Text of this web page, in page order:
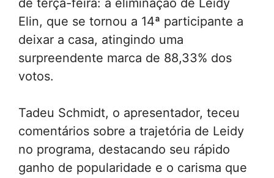
de terça-feira: a eliminação de Leidy
Elin, que se tornou a 14ª participante a
deixar a casa, atingindo uma
surpreendente marca de 88,33% dos
votos.
Tadeu Schmidt, o apresentador, teceu
comentários sobre a trajetória de Leidy
no programa, destacando seu rápido
ganho de popularidade e o carisma que